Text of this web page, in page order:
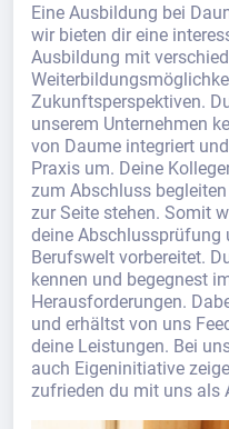
Eine Ausbildung bei
wir bieten dir eine
Ausbildung mit
Zukunftsperspektiven.
unserem Unternehmen
von Daume integriert
Praxis um. Deine
zum Abschluss
zur Seite stehen. Somit
deine Abschlussprüfung
Berufswelt vorbereitet.
kennen und begegnest
Herausforderungen.
und erhältst von uns
deine Leistungen. Bei
auch Eigeninitiative
zufrieden du mit uns als